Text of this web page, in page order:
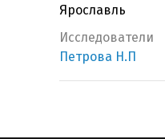
Ярославль
Исследователи
Петрова Н.П